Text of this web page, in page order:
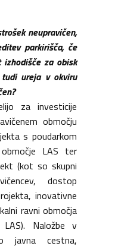
neupravičen,
parkirišča, če
za obisk
ureja v okviru
za investicije
območju
s poudarkom
LAS ter
(kot so skupni
dostop
inovativne
ravni območja
Naložbe v
javna cestna,